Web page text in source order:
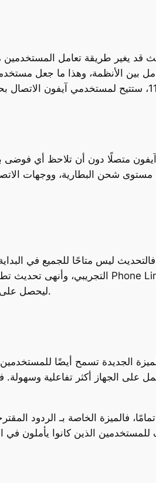
يغير طريقة تعامل المستخدمين
بين الأنظمة، وهذا ما جعل
ويندوز 11 بينما يظل هاتفك آيفون متصلًا
مستوى شحن البطارية، ووجهات
ليس متاحًا للجميع في
المستخدم جهازًا يدعم تقنية البلوتوث LE ليحصل على تجربة التوصيل المثالية.
الجديدة تسمح أيضًا
على الجهاز أكثر تفاعلية وسهولة.
فالميزة الخاصة بـ الردود